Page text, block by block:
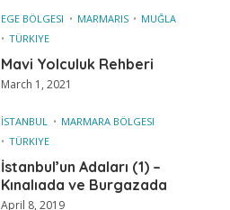
EGE BÖLGESI MARMARIS
MUĞLA
TÜRKIYE
Mavi Yolculuk Rehberi
March 1, 2021
İSTANBUL
MARMARA BÖLGESI
TÜRKIYE
İstanbul’un Adaları (1) –
Kınalıada ve Burgazada
April 8, 2019